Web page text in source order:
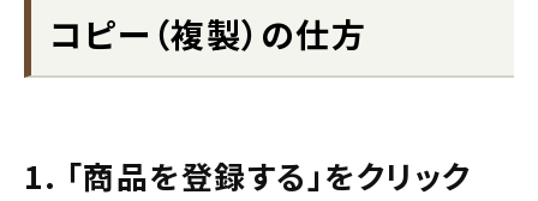
コピー（複製）の仕方
1. 「商品を登録する」をクリック